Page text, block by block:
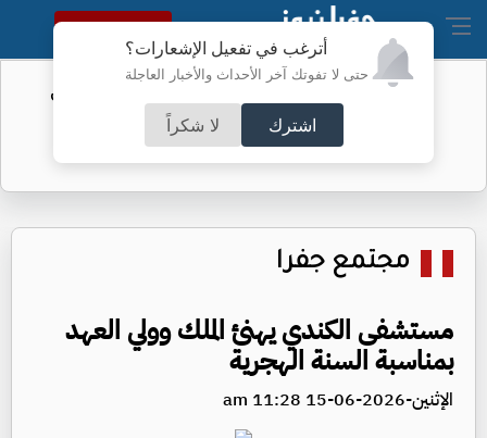
أترغب في تفعيل الإشعارات؟
حتى لا تفوتك آخر الأحداث والأخبار العاجلة
اشترك لا شكراً
النسخة الكاملة
الفيفا يحول مستحقات الأردن المالية من
كأس العرب
مجتمع جفرا
مستشفى الكندي يهنئ الملك وولي العهد
بمناسبة السنة الهجرية
الإثنين-2026-06-15 11:28 am